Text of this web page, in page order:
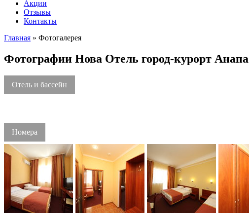
Акции
Отзывы
Контакты
Главная » Фотогалерея
Фотографии Нова Отель город-курорт Анапа
Отель и бассейн
Номера